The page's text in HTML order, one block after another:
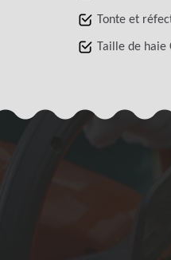
Tonte et
Taille de haie